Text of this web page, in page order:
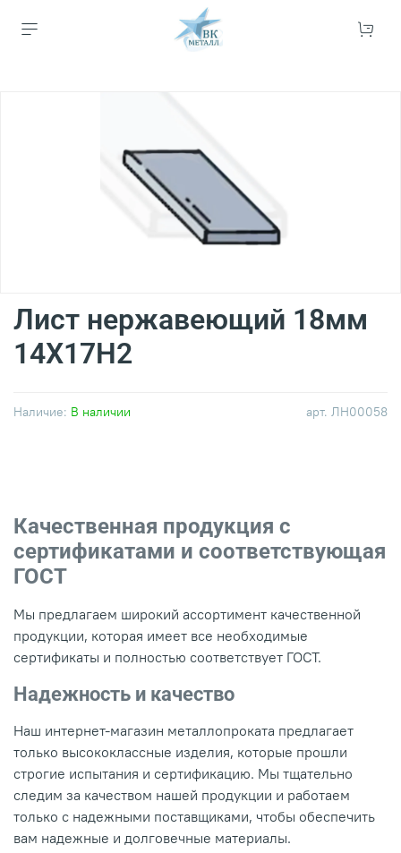
арт. ЛН00058
Наличие: В наличии
Лист нержавеющий 18мм
14Х17Н2
Качественная продукция с
сертификатами и соответствующая
ГОСТ
Мы предлагаем широкий ассортимент качественной
продукции, которая имеет все необходимые
сертификаты и полностью соответствует ГОСТ.
Надежность и качество
Наш интернет-магазин металлопроката предлагает
только высококлассные изделия, которые прошли
строгие испытания и сертификацию. Мы тщательно
следим за качеством нашей продукции и работаем
только с надежными поставщиками, чтобы обеспечить
вам надежные и долговечные материалы.